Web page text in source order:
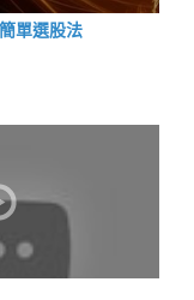
單選股法